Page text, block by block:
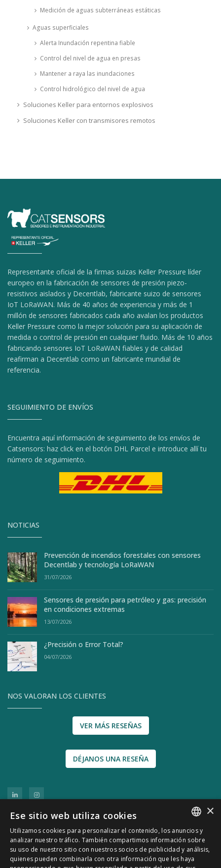
Medición de aguas subterráneas estáticas
Aguas superficiales
Alerta Inundación repentina fiable
Control del nivel de agua en presas
Mantener a raya las inundaciones
Control hidrológico del nivel de agua
Soluciones Keller para entornos explosivos
Soluciones Keller con transmisores remotos
Representante oficial de la firmas suizas Keller Pressure líder
europeo en la fabricación de sensores de presión piezo-
resistivos aislados y Decentlab, fabricante suizo de sensores
IoT LoRaWAN. Más de 40 años de experiencia y más de 1
millón de sensores fabricados cada año avalan los productos
Keller Pressure como la mejor solución para su aplicación de
medida o control de presión en cualquier fluido. Más de 10 años
fabricando sensores IoT LoRaWAN fiables y de calidad
reafirman a Decentlab como un fabricante mundial de
referencia.
SEGUIMIENTO DE ENVÍOS
Encuentra aquí información de seguimiento de los envíos de
Catsensors: haz click en el botón DHL Parcel e introduce allí tu
número de seguimiento.
NOTICIAS
Prevención de incendios forestales con sensores
Decentlab y tecnología LoRaWAN
31/07/2026
Sensores de presión para petróleo y gas: precisión
en condiciones extremas
13/07/2026
¿Precisión o Error Total?
04/07/2026
NOS VALORAN LOS CLIENTES
VER MÁS RESEÑAS
DÉJANOS UNA RESEÑA
SPANISH
CATALÀ
×
Ese sitio web utiliza cookies
Utilizamos cookies para personalizar el contenido, los anuncios y
analizar nuestro tráfico. También compartimos información sobre
su uso de nuestro sitio con nuestros socios de publicidad y análisis,
quienes pueden combinarla con otra información que les haya